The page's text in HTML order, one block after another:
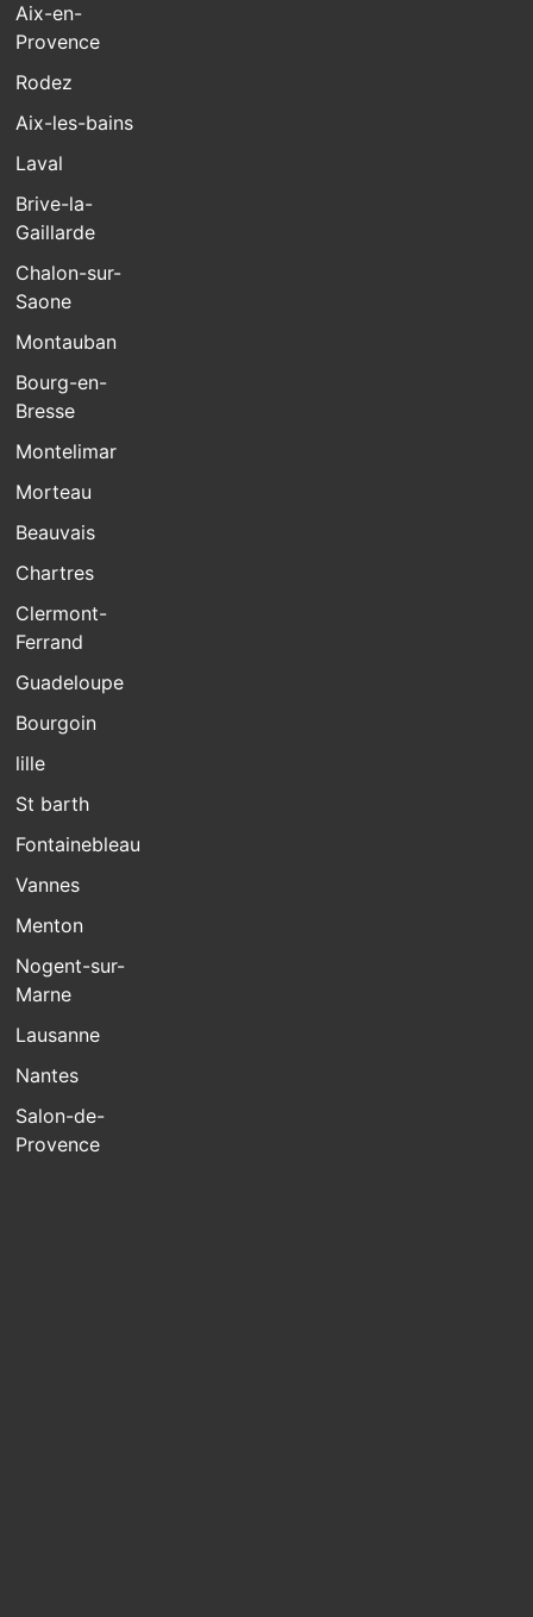
Aix-en-
Provence
Rodez
Aix-les-bains
Laval
Brive-la-
Gaillarde
Chalon-sur-
Saone
Montauban
Bourg-en-
Bresse
Montelimar
Morteau
Beauvais
Chartres
Clermont-
Ferrand
Guadeloupe
Bourgoin
lille
St barth
Fontainebleau
Vannes
Menton
Nogent-sur-
Marne
Lausanne
Nantes
Salon-de-
Provence